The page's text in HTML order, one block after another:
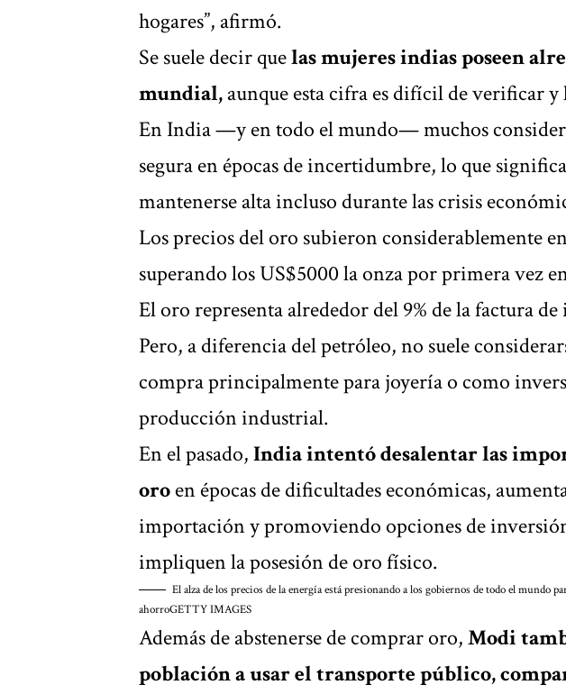
hogares”, afirmó.
Se suele decir quelas mujeres indias poseen
mundial,aunque esta cifra es difícil de verificar y
En India —y en todo el mundo— muchos
segura en épocas de incertidumbre, lo que
mantenerse alta incluso durante las crisis
Los precios del oro subieron considerablemente
superando los US$5000 la onza por primera vez
El oro representa alrededor del 9% de la factura
Pero, a diferencia del petróleo, no suele
compra principalmente para joyería o como
producción industrial.
En el pasado,India intentó desalentar las
oroen épocas de dificultades económicas,
importación y promoviendo opciones de
impliquen la posesión de oro físico.
El alza de los precios de la energía está presionando a los gobiernos de todo el mundo
ahorroGETTY IMAGES
Además de abstenerse de comprar oro,Modi
población a usar el transporte público,